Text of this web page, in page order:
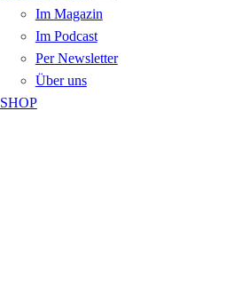
Im Magazin
Im Podcast
Per Newsletter
Über uns
SHOP